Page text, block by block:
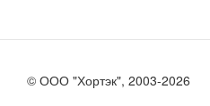
© ООО "Хортэк", 2003-2026